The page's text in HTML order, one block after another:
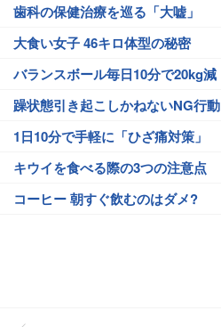
歯科の保健治療を巡る「大嘘」
大食い女子 46キロ体型の秘密
バランスボール毎日10分で20kg減
躁状態引き起こしかねないNG行動
1日10分で手軽に「ひざ痛対策」
キウイを食べる際の3つの注意点
コーヒー 朝すぐ飲むのはダメ?